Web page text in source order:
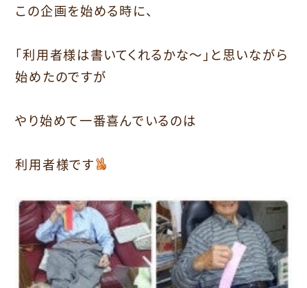
この企画を始める時に、
「利用者様は書いてくれるかな～」と思いながら
始めたのですが
やり始めて一番喜んでいるのは
利用者様です